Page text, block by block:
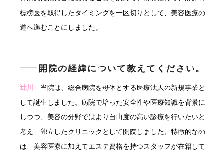
標榜医を取得したタイミングを一区切りとして、美容医療の
道へ進むことにしました。
――開院の経緯について教えてください。
辻川
当院は、総合病院を母体とする医療法人の新規事業と
して誕生しました。病院で培った安全性や医療知識を背景に
しつつ、美容の分野ではより自由度の高い診療を行いたいと
考え、独立したクリニックとして開院しました。特徴的なの
は、美容医療に加えてエステ資格を持つスタッフが在籍して